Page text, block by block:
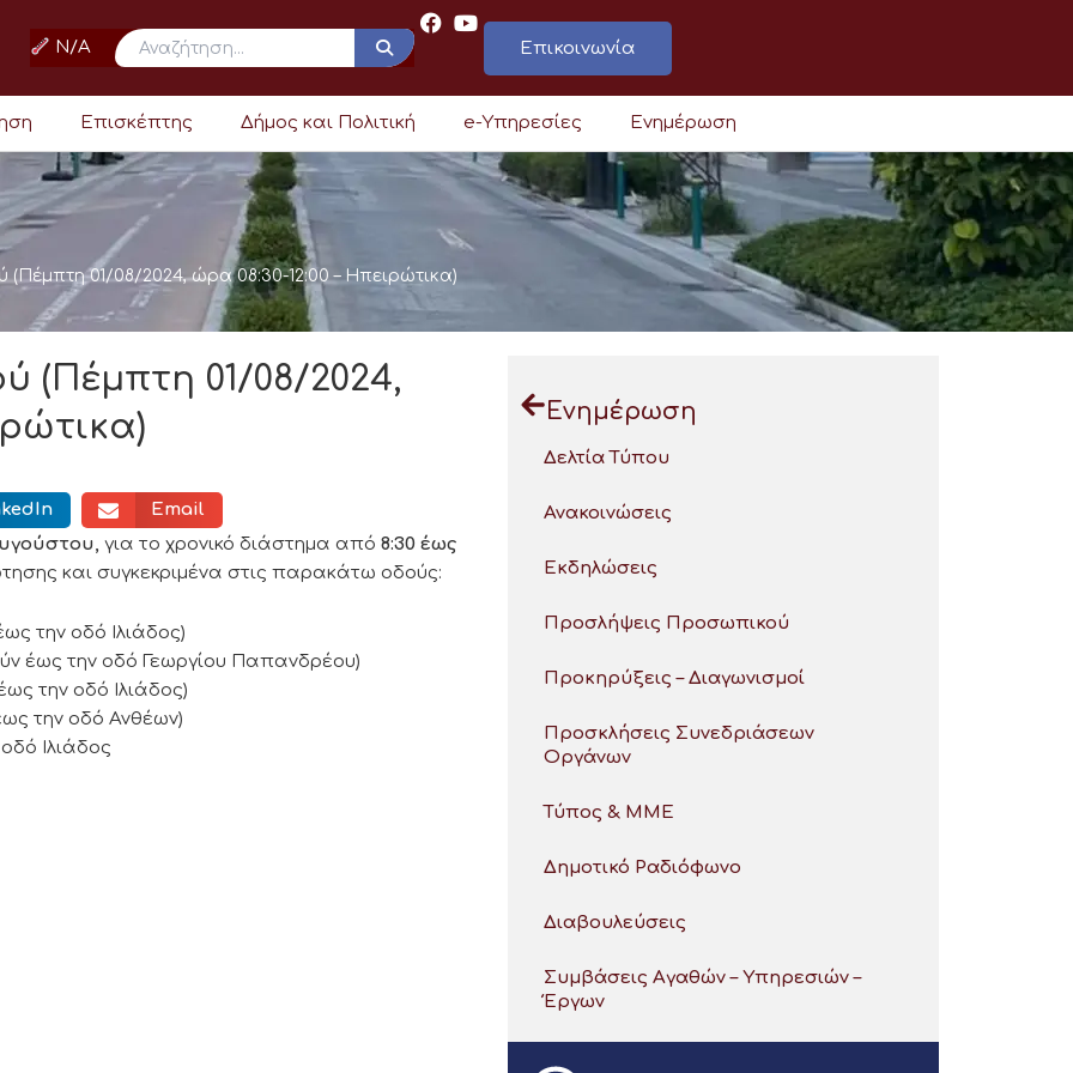
N/A Επικοινωνία
Επισκέπτης Δήμος και Πολιτική e-Υπηρεσίες Ενημέρωση
(Πέμπτη 01/08/2024, ώρα 08:30-12:00 – Ηπειρώτικα)
(Πέμπτη 01/08/2024,
Email
, για το χρονικό διάστημα από 8:30 έως
και συγκεκριμένα στις παρακάτω οδούς:
την οδό Ιλιάδος)
έως την οδό Γεωργίου Παπανδρέου)
την οδό Ιλιάδος)
την οδό Ανθέων)
Ιλιάδος
Ενημέρωση
Δελτία Τύπου
Ανακοινώσεις
Εκδηλώσεις
Προσλήψεις Προσωπικού
Προκηρύξεις – Διαγωνισμοί
Προσκλήσεις Συνεδριάσεων
Οργάνων
Τύπος & ΜΜΕ
Δημοτικό Ραδιόφωνο
Διαβουλεύσεις
Συμβάσεις Αγαθών – Υπηρεσιών –
Έργων